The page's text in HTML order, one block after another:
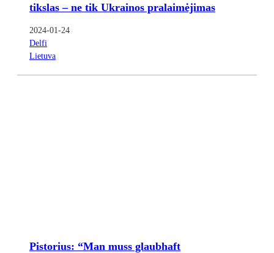
tikslas – ne tik Ukrainos pralaimėjimas
2024-01-24
Delfi
Lietuva
Pistorius: “Man muss glaubhaft